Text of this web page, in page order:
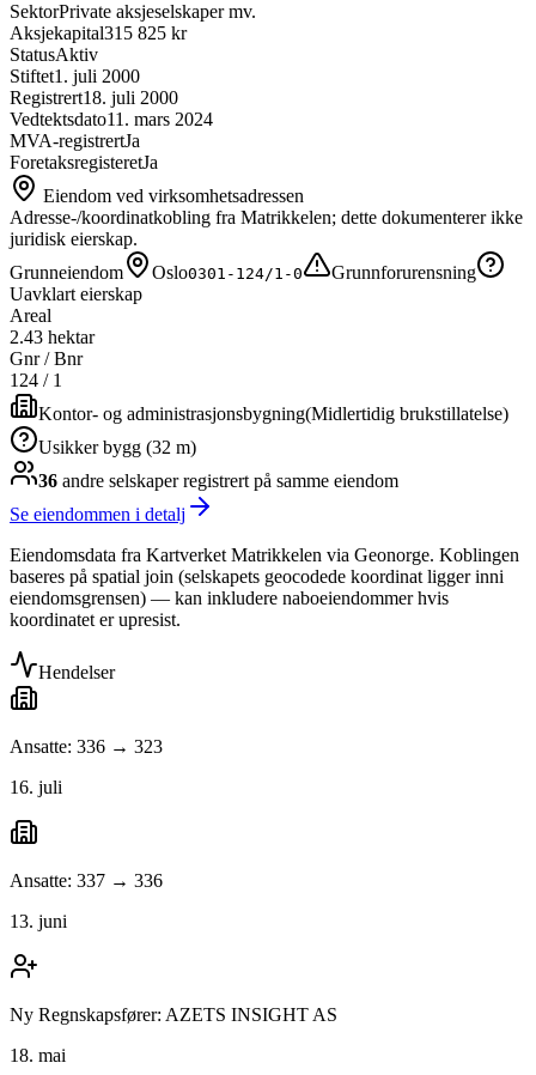
SektorPrivate aksjeselskaper mv.
Aksjekapital315 825 kr
StatusAktiv
Stiftet1. juli 2000
Registrert18. juli 2000
Vedtektsdato11. mars 2024
MVA-registrertJa
ForetaksregisteretJa
Eiendom ved virksomhetsadressen
Adresse-/koordinatkobling fra Matrikkelen; dette dokumenterer ikke
juridisk eierskap.
Grunneiendom
Oslo0301-124/1-0
Grunnforurensning
Uavklart eierskap
Areal
2.43 hektar
Gnr / Bnr
124 / 1
Kontor- og administrasjonsbygning(Midlertidig brukstillatelse)
Usikker bygg (32 m)
36 andre selskaperregistrert på samme eiendom
Se eiendommen i detalj
Eiendomsdata fra Kartverket Matrikkelen via Geonorge. Koblingen
baseres på spatial join (selskapets geocodede koordinat ligger inni
eiendomsgrensen) — kan inkludere naboeiendommer hvis
koordinatet er upresist.
Hendelser
Ansatte: 336 → 323
16. juli
Ansatte: 337 → 336
13. juni
Ny Regnskapsfører: AZETS INSIGHT AS
18. mai